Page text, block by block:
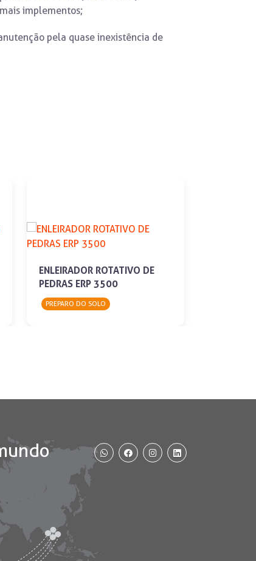
implementos;
pela quase inexistência de
ENLEIRADOR ROTATIVO DE
PEDRAS ERP 3500
PREPARO DO SOLO
WhatsAppFacebookInstagram